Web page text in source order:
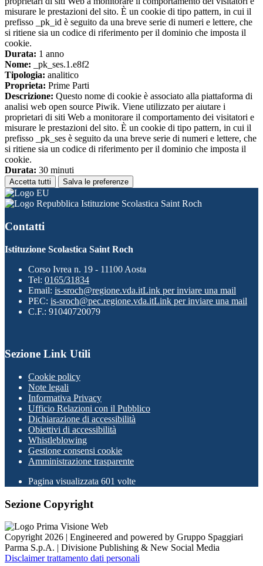
misurare le prestazioni del sito. È un cookie di tipo pattern, in cui il
prefisso _pk_id è seguito da una breve serie di numeri e lettere, che
si ritiene sia un codice di riferimento per il dominio che imposta il
cookie.
Durata: 1 anno
Nome: _pk_ses.1.e8f2
Tipologia: analitico
Proprieta: Prime Parti
Descrizione: Questo nome di cookie è associato alla piattaforma di
analisi web open source Piwik. Viene utilizzato per aiutare i
proprietari di siti Web a monitorare il comportamento dei visitatori e
misurare le prestazioni del sito. È un cookie di tipo pattern, in cui il
prefisso _pk_ses è seguito da una breve serie di numeri e lettere, che
si ritiene sia un codice di riferimento per il dominio che imposta il
cookie.
Durata: 30 minuti
Accetta tutti Salva le preferenze
Istituzione Scolastica Saint Roch
Contatti
Istituzione Scolastica Saint Roch
Corso Ivrea n. 19 - 11100 Aosta
Tel: 0165/31834
Email: is-sroch@regione.vda.itLink per inviare una mail
PEC: is-sroch@pec.regione.vda.itLink per inviare una mail
C.F.: 91040720079
Sezione Link Utili
Cookie policy
Note legali
Informativa Privacy
Ufficio Relazioni con il Pubblico
Dichiarazione di accessibilità
Obiettivi di accessibilità
Whistleblowing
Gestione consensi cookie
Amministrazione trasparente
Pagina visualizzata 601 volte
Sezione Copyright
Copyright 2026 | Engineered and powered by Gruppo Spaggiari
Parma S.p.A. | Divisione Publishing & New Social Media
Disclaimer trattamento dati personali